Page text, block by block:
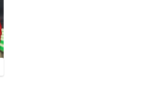
4.6 sur 5 étoiles